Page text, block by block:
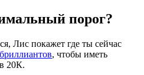
порог?
Лис покажет где ты сейчас
бриллиантов, чтобы иметь
20К.